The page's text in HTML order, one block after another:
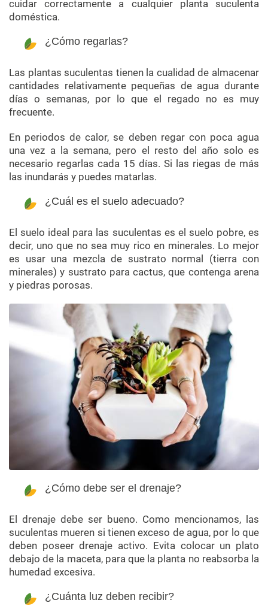
cuidar correctamente a cualquier planta suculenta
doméstica.
¿Cómo regarlas?
Las plantas suculentas tienen la cualidad de almacenar
cantidades relativamente pequeñas de agua durante
días o semanas, por lo que el regado no es muy
frecuente.
En periodos de calor, se deben regar con poca agua
una vez a la semana, pero el resto del año solo es
necesario regarlas cada 15 días. Si las riegas de más
las inundarás y puedes matarlas.
¿Cuál es el suelo adecuado?
El suelo ideal para las suculentas es el suelo pobre, es
decir, uno que no sea muy rico en minerales. Lo mejor
es usar una mezcla de sustrato normal (tierra con
minerales) y sustrato para cactus, que contenga arena
y piedras porosas.
¿Cómo debe ser el drenaje?
El drenaje debe ser bueno. Como mencionamos, las
suculentas mueren si tienen exceso de agua, por lo que
deben poseer drenaje activo. Evita colocar un plato
debajo de la maceta, para que la planta no reabsorba la
humedad excesiva.
¿Cuánta luz deben recibir?